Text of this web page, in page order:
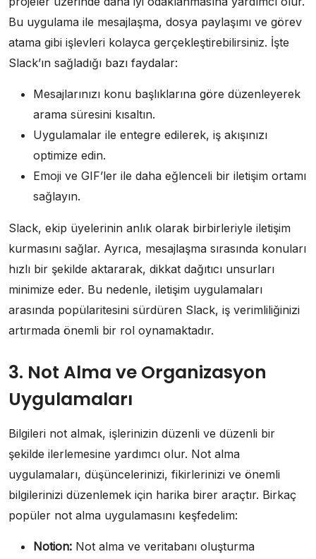
Bu uygulama ile mesajlaşma, dosya paylaşımı ve görev
atama gibi işlevleri kolayca gerçekleştirebilirsiniz. İşte
Slack’ın sağladığı bazı faydalar:
Mesajlarınızı konu başlıklarına göre düzenleyerek
arama süresini kısaltın.
Uygulamalar ile entegre edilerek, iş akışınızı
optimize edin.
Emoji ve GIF’ler ile daha eğlenceli bir iletişim ortamı
sağlayın.
Slack, ekip üyelerinin anlık olarak birbirleriyle iletişim
kurmasını sağlar. Ayrıca, mesajlaşma sırasında konuları
hızlı bir şekilde aktararak, dikkat dağıtıcı unsurları
minimize eder. Bu nedenle, iletişim uygulamaları
arasında popülaritesini sürdüren Slack, iş verimliliğinizi
artırmada önemli bir rol oynamaktadır.
3. Not Alma ve Organizasyon
Uygulamaları
Bilgileri not almak, işlerinizin düzenli ve düzenli bir
şekilde ilerlemesine yardımcı olur. Not alma
uygulamaları, düşüncelerinizi, fikirlerinizi ve önemli
bilgilerinizi düzenlemek için harika birer araçtır. Birkaç
popüler not alma uygulamasını keşfedelim:
Notion: Not alma ve veritabanı oluşturma